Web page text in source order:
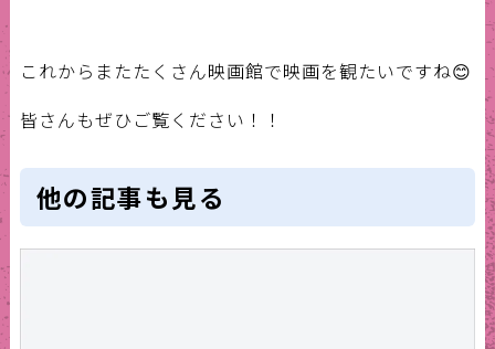
これからまたたくさん映画館で映画を観たいですね😊
皆さんもぜひご覧ください！！
他の記事も見る